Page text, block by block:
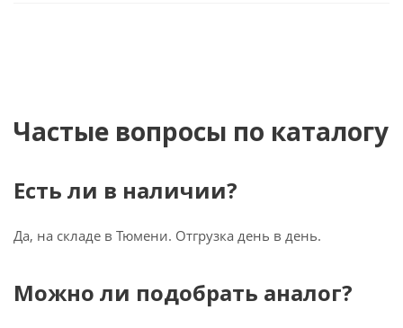
Частые вопросы по каталогу
Есть ли в наличии?
Да, на складе в Тюмени. Отгрузка день в день.
Можно ли подобрать аналог?